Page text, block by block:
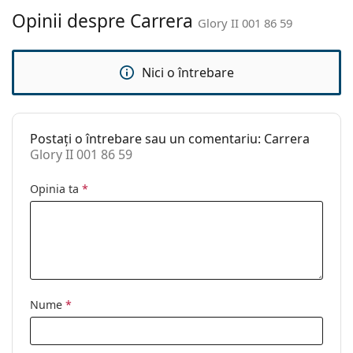
Suport:
Da
Lavetă pentru
Da
Altele
Categorie:
Ochelari de soare
Utilizare:
Modă
Opinii despre Carrera Glory II 001 86 59
Nici o întrebare
Postați o întrebare sau un comentariu: Carrera
Glory II 001 86 59
Opinia ta *
Nume *